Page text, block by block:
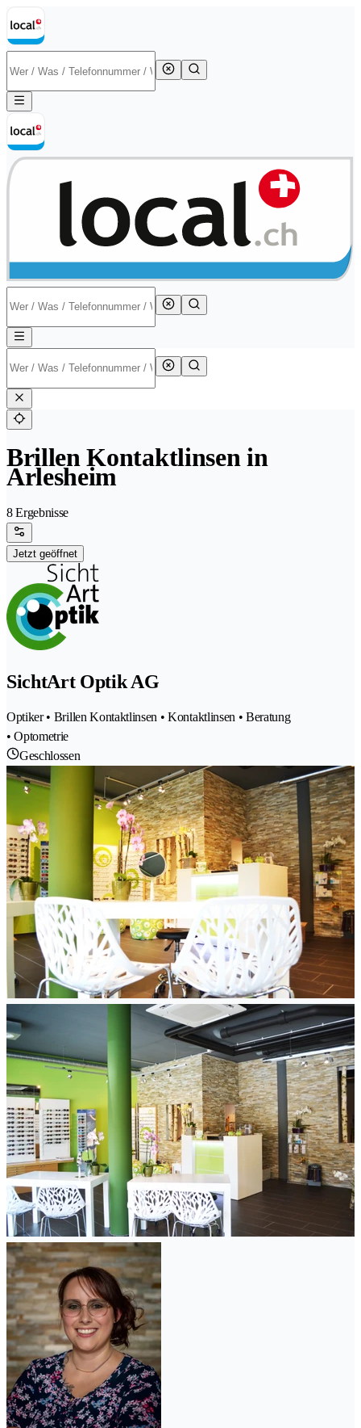
Brillen Kontaktlinsen in
Arlesheim
8 Ergebnisse
Jetzt geöffnet
SichtArt Optik AG
Optiker • Brillen Kontaktlinsen • Kontaktlinsen • Beratung
• Optometrie
Geschlossen